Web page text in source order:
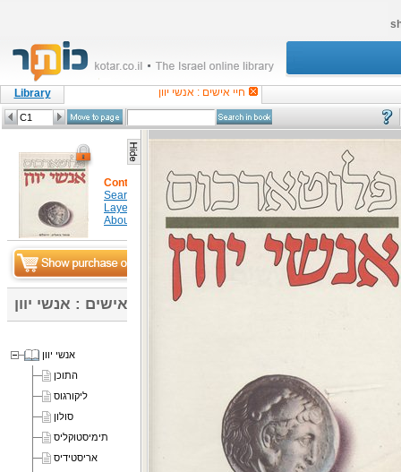
Library חיי אישים : אנשי יוון
Content
Search in item
Layers
About
חיי אישים : אנשי יוון
אנשי יוון
התוכן
ליקורגוס
סולון
תימיסטוקליס
אריסטידיס